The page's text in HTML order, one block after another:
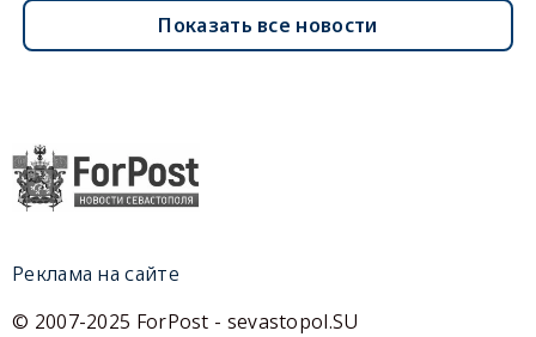
Показать все новости
Реклама на сайте
© 2007-2025 ForPost - sevastopol.SU